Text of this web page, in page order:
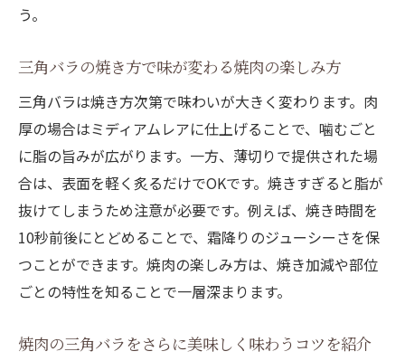
う。
三角バラの焼き方で味が変わる焼肉の楽しみ方
三角バラは焼き方次第で味わいが大きく変わります。肉
厚の場合はミディアムレアに仕上げることで、噛むごと
に脂の旨みが広がります。一方、薄切りで提供された場
合は、表面を軽く炙るだけでOKです。焼きすぎると脂が
抜けてしまうため注意が必要です。例えば、焼き時間を
10秒前後にとどめることで、霜降りのジューシーさを保
つことができます。焼肉の楽しみ方は、焼き加減や部位
ごとの特性を知ることで一層深まります。
焼肉の三角バラをさらに美味しく味わうコツを紹介